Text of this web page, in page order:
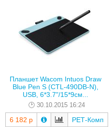
Планшет Wacom Intuos Draw
Blue Pen S (CTL-490DB-N),
USB, 6*3.7"/15*9см...
30.10.2015 16:24
6 182 р РЕТ-Комп